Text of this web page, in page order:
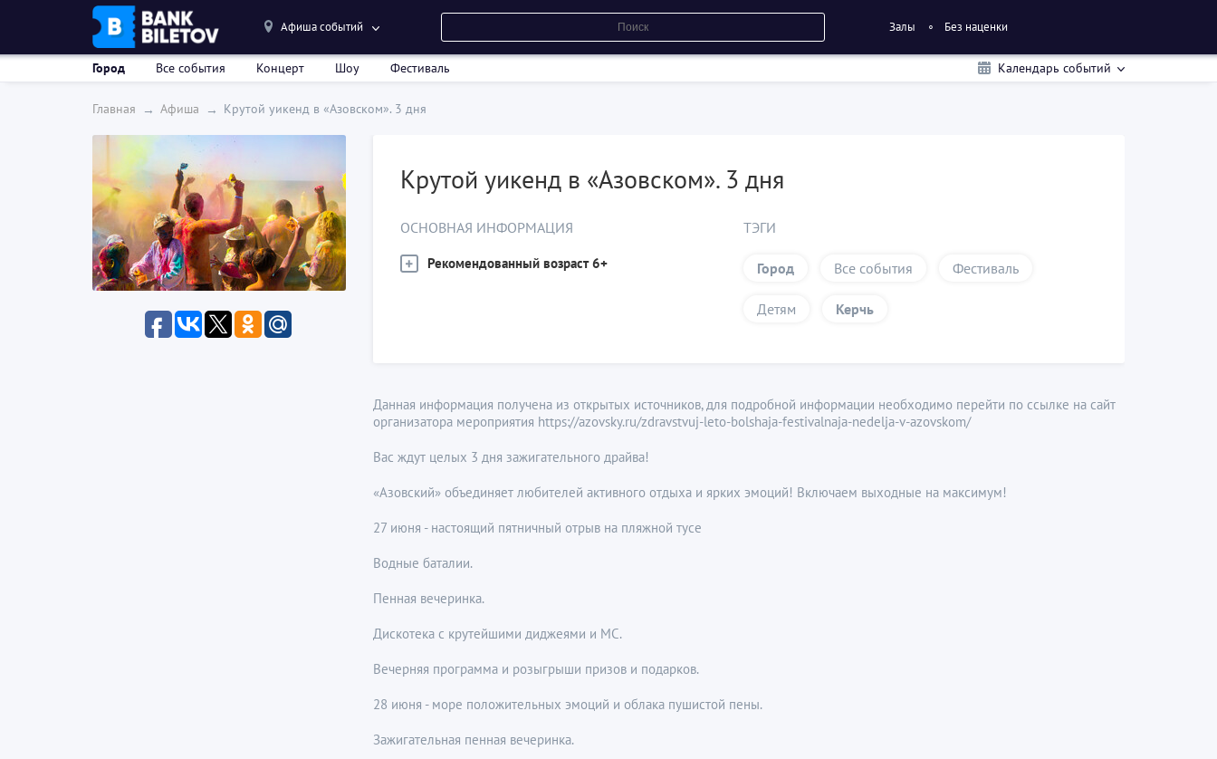
Афиша событий Залы Без наценки
Город Все события Концерт Шоу Фестиваль Календарь событий
Главная Афиша Крутой уикенд в «Азовском». 3 дня
Крутой уикенд в «Азовском». 3 дня
ОСНОВНАЯ ИНФОРМАЦИЯ
Рекомендованный возраст 6+
ТЭГИ
Город Все события Фестиваль
Детям Керчь
Данная информация получена из открытых источников, для подробной информации необходимо перейти по ссылке на сайт
организатора мероприятия https://azovsky.ru/zdravstvuj-leto-bolshaja-festivalnaja-nedelja-v-azovskom/
Вас ждут целых 3 дня зажигательного драйва!
«Азовский» объединяет любителей активного отдыха и ярких эмоций! Включаем выходные на максимум!
27 июня - настоящий пятничный отрыв на пляжной тусе
Водные баталии.
Пенная вечеринка.
Дискотека с крутейшими диджеями и МС.
Вечерняя программа и розыгрыши призов и подарков.
28 июня - море положительных эмоций и облака пушистой пены.
Зажигательная пенная вечеринка.